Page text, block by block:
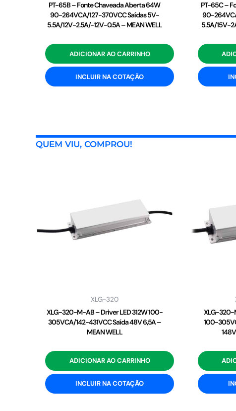
PT-65B – Fonte Chaveada Aberta 64W
90-264VCA/127-370VCC Saídas 5V-
5.5A/12V-2.5A/-12V-0.5A – MEAN WELL
ADICIONAR AO CARRINHO
INCLUIR NA COTAÇÃO
PT-65C –
90-
5.5A/15V-
QUEM VIU, COMPROU!
XLG-320
XLG-320-M-AB – Driver LED 312W 100-
305VCA/142-431VCC Saída 48V 6,5A –
MEAN WELL
ADICIONAR AO CARRINHO
INCLUIR NA COTAÇÃO
XLG-320-
100-